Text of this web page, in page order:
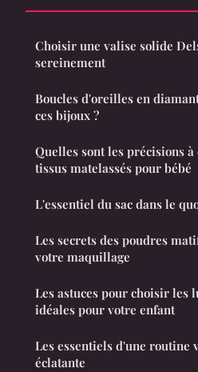
Choisir une valise solide
sereinement
Boucles d'oreilles en
ces bijoux ?
Quelles sont les précisions
tissus matelassés pour bébé
L'essentiel du sac dans le
Les secrets des poudres
votre maquillage
Les astuces pour choisir les
idéales pour votre enfant
Les essentiels d'une routine
éclatante